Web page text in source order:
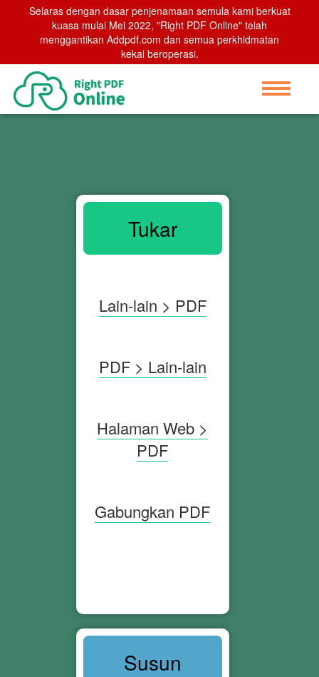
Selaras dengan dasar penjenamaan semula kami berkuat
kuasa mulai Mei 2022, "Right PDF Online" telah
menggantikan Addpdf.com dan semua perkhidmatan
kekal beroperasi.
Tukar
Lain-lain > PDF
PDF > Lain-lain
Halaman Web >
PDF
Gabungkan PDF
Susun